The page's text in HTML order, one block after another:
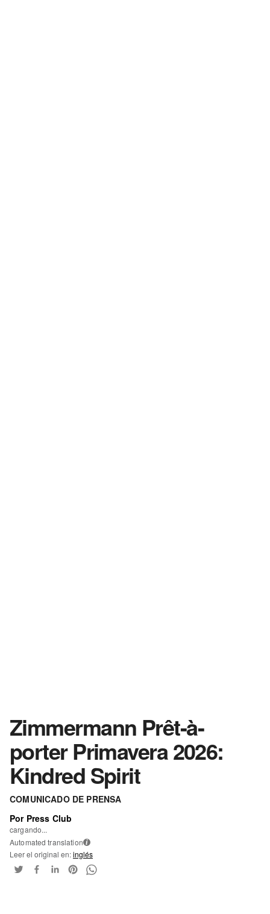
Zimmermann Prêt-à-
porter Primavera 2026:
Kindred Spirit
COMUNICADO DE PRENSA
Por Press Club
cargando...
Automated translation i
Leer el original en:inglés